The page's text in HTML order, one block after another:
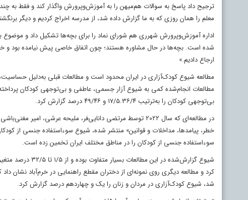
ترجیح داد پاسخ به سوالات هم‌میهن را به آموزش‌وپرورش واگذار کند و فقط به چند
معلم را همان روزی که به ما گزارش داده شد، از مدرسه اخراج کردیم و دیگر
اداره آموزش‌وپرورش شهرری هم شورای نماد را برای بچه‌ها تشکیل داد و
شده است. بچه‌ها در حال مشاوره هستند؛ چون اتفاق خاصی پیش نیامده بود و
ارجاع دادیم.»
مطالعه شیوع کودک‌آزاری در ایران محدود است و مطالعات قبلی به‌دلیل
مطالعات انجام‌شده کمی به شیوع آزار جسمی، عاطفی و بی‌توجهی کودکان
بی‌توجهی کودکان را به‌ترتیب ۱۷/۵.۳۶/۴ و ۴۹/۴۶ درصد گزارش کرد.
در مطالعه‌ای که سال ۲۰۲۲ توسط مرتضی دانایی‌فر، ملیحه
خطر، پیامدها، مداخلات و قوانین» منتشر شده، شیوع سوء‌استفاده جنسی از
سوء‌استفاده جنسی از کودکان را در مناطق مختلف ایران تخمین زده است.
شد، شیوع کودک‌آزاری در مردان و زنان را یک و چهاردهم درصد گزارش کرد.